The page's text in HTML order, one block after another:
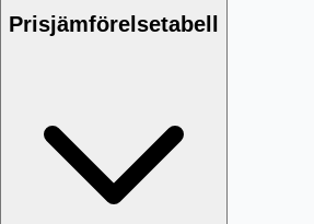
Prisjämförelsetabell